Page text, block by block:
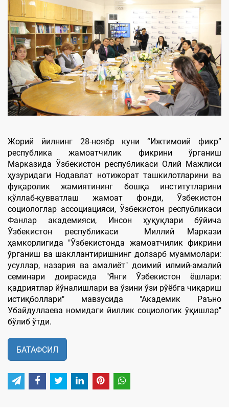
Жорий йилнинг 28-ноябр куни “Ижтимоий фикр”
республика жамоатчилик фикрини ўрганиш
Марказида Ўзбекистон республикаси Олий Мажлиси
ҳузуридаги Нодавлат нотижорат ташкилотларини ва
фуқаролик жамиятининг бошқа институтларини
қўллаб-қувватлаш жамоат фонди, Ўзбекистон
социологлар ассоциацияси, Ўзбекистон республикаси
Фанлар академияси, Инсон ҳуқуқлари бўйича
Ўзбекистон республикаси Миллий Маркази
ҳамкорлигида "Ўзбекистонда жамоатчилик фикрини
ўрганиш ва шакллантиришнинг долзарб муаммолари:
усуллар, назария ва амалиёт" доимий илмий-амалий
семинари доирасида "Янги Ўзбекистон ёшлари:
қадриятлар йўналишлари ва ўзини ўзи рўёбга чиқариш
истиқболлари" мавзусида "Академик Раъно
Убайдуллаева номидаги йиллик социологик ўқишлар"
бўлиб ўтди.
БАТАФСИЛ